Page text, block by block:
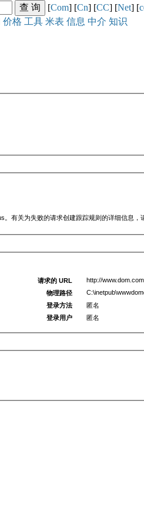
[Com] [Cn] [CC] [Net] [
价格 工具 米表 信息 中介 知识